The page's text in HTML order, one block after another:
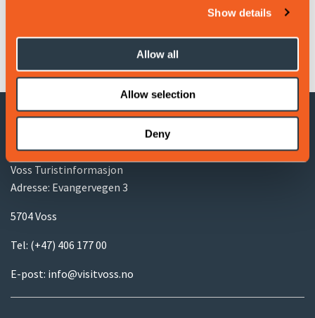
Show details
Allow all
Allow selection
Deny
Voss Turistinformasjon
Adresse: Evangervegen 3
5704 Voss
Tel: (+47) 406 177 00
E-post: info@visitvoss.no